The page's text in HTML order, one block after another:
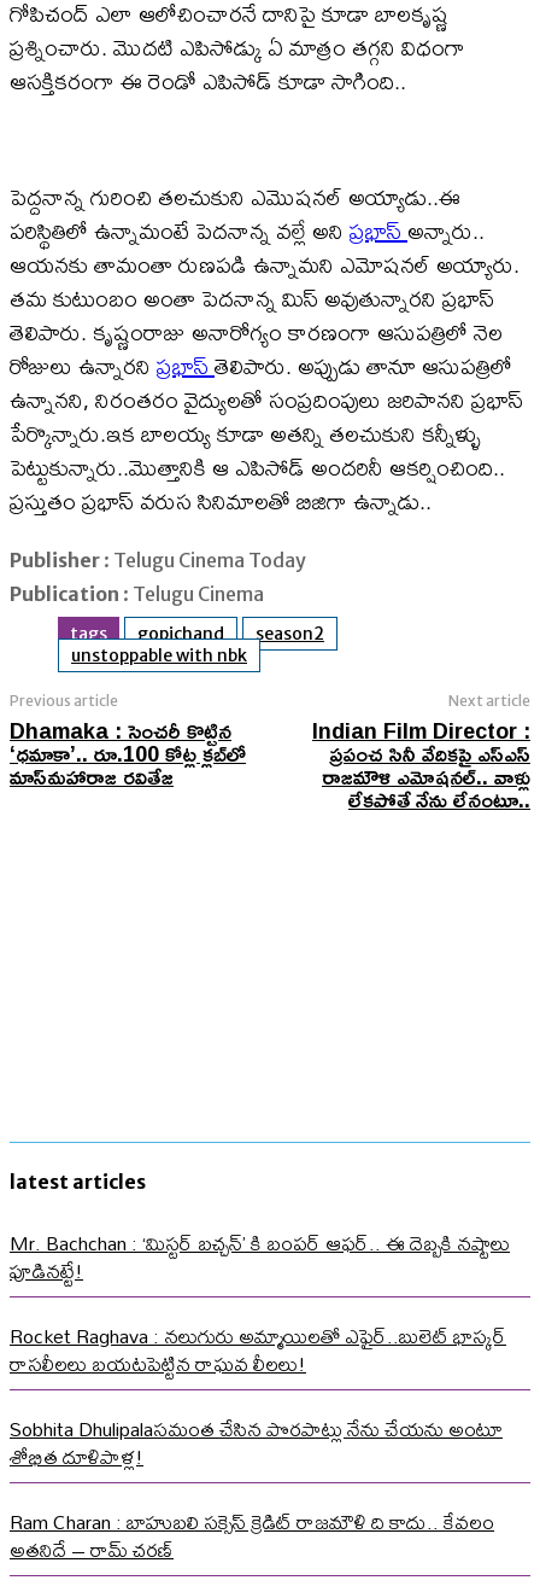
గోపిచంద్ ఎలా ఆలోచించారనే దానిపై కూడా బాలకృష్ణ
ప్రశ్నించారు. మొదటి ఎపిసోడ్కు ఏ మాత్రం తగ్గని విధంగా
ఆసక్తికరంగా ఈ రెండో ఎపిసోడ్ కూడా సాగింది..
పెద్దనాన్న గురించి తలచుకుని ఎమొషనల్ అయ్యాడు..ఈ
పరిస్థితిలో ఉన్నామంటే పెదనాన్న వల్లే అనిప్రభాస్అన్నారు..
ఆయనకు తామంతా రుణపడి ఉన్నామని ఎమోషనల్ అయ్యారు.
తమ కుటుంబం అంతా పెదనాన్న మిస్ అవుతున్నారని ప్రభాస్
తెలిపారు. కృష్ణంరాజు అనారోగ్యం కారణంగా ఆసుపత్రిలో నెల
రోజులు ఉన్నారనిప్రభాస్తెలిపారు. అప్పుడు తానూ ఆసుపత్రిలో
ఉన్నానని, నిరంతరం వైద్యులతో సంప్రదింపులు జరిపానని ప్రభాస్
పేర్కొన్నారు.ఇక బాలయ్య కూడా అతన్ని తలచుకుని కన్నీళ్ళు
పెట్టుకున్నారు..మొత్తానికి ఆ ఎపిసోడ్ అందరినీ ఆకర్షించింది..
ప్రస్తుతం ప్రభాస్ వరుస సినిమాలతో బిజిగా ఉన్నాడు..
Publisher : Telugu Cinema Today
Publication : Telugu Cinema
tags gopichand
season2
unstoppable with nbk
Previous article
Dhamaka : సెంచరీ కొట్టిన
‘ధమాకా’.. రూ.100 కోట్ల క్లబ్​లో
మాస్​మహారాజ రవితేజ
Next article
Indian Film Director :
ప్రపంచ సినీ వేదికపై ఎస్ఎస్
రాజమౌళి ఎమోషనల్.. వాళ్లు
లేకపోతే నేను లేనంటూ..
latest articles
Mr. Bachchan : ‘మిస్టర్ బచ్చన్’ కి బంపర్ ఆఫర్.. ఈ దెబ్బకి నష్టాలు
పూడినట్టే!
Rocket Raghava : నలుగురు అమ్మాయిలతో ఎఫైర్..బులెట్ భాస్కర్
రాసలీలలు బయటపెట్టిన రాఘవ లీలలు!
Sobhita Dhulipalaసమంత చేసిన పొరపాట్లు నేను చేయను అంటూ
శోభిత దూళిపాళ్ల!
Ram Charan : బాహుబలి సక్సెస్ క్రెడిట్ రాజమౌళి ది కాదు.. కేవలం
అతనిదే – రామ్ చరణ్